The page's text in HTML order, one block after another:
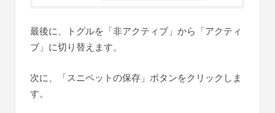
最後に、トグルを「非アクティブ」から「アクティ
次に、「スニペットの保存」ボタンをクリックしま